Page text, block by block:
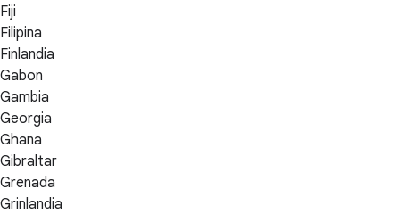
Fiji
Filipina
Finlandia
Gabon
Gambia
Georgia
Ghana
Gibraltar
Grenada
Grinlandia